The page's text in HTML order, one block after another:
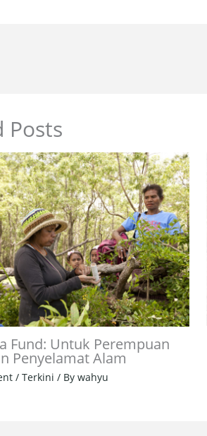
Posts
Fund: Untuk Perempuan
Penyelamat Alam
/ Terkini / By wahyu